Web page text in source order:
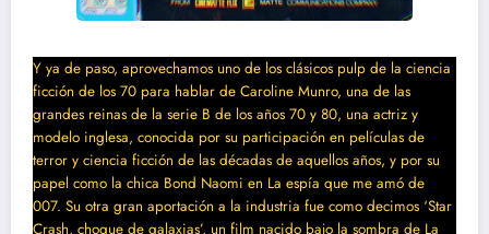
Y ya de paso, aprovechamos uno de los clásicos pulp de la ciencia
ficción de los 70 para hablar de Caroline Munro, una de las
grandes reinas de la serie B de los años 70 y 80, una actriz y
modelo inglesa, conocida por su participación en películas de
terror y ciencia ficción de las décadas de aquellos años, y por su
papel como la chica Bond Naomi en La espía que me amó de
007. Su otra gran aportación a la industria fue como decimos ‘Star
Crash, choque de galaxias’, un film nacido bajo la sombra de La